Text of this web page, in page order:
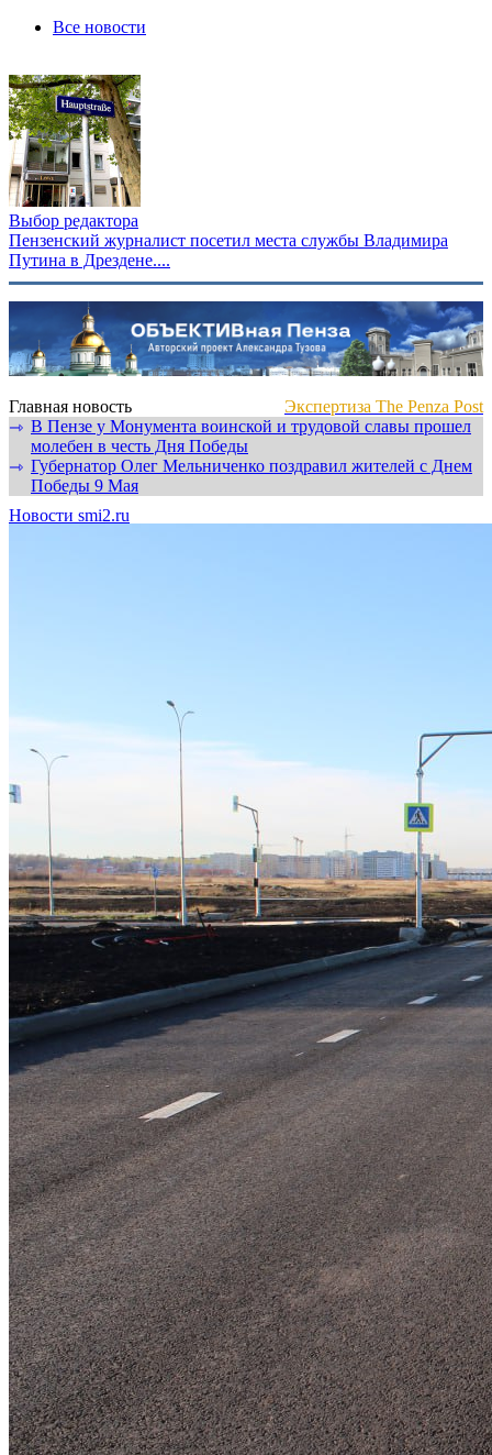
Все новости
Выбор редактора
Пензенский журналист посетил места службы Владимира
Путина в Дрездене....
Главная новость
Экспертиза The Penza Post
⇾ В Пензе у Монумента воинской и трудовой славы прошел
молебен в честь Дня Победы
⇾ Губернатор Олег Мельниченко поздравил жителей с Днем
Победы 9 Мая
Новости smi2.ru